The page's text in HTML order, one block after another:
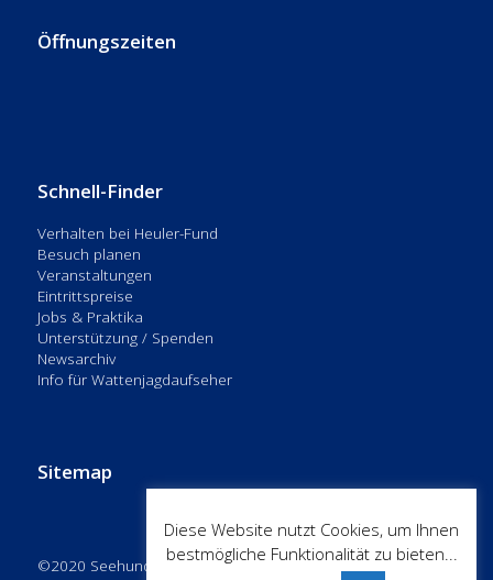
Öffnungszeiten
Schnell-Finder
Verhalten bei Heuler-Fund
Besuch planen
Veranstaltungen
Eintrittspreise
Jobs & Praktika
Unterstützung / Spenden
Newsarchiv
Info für Wattenjagdaufseher
Sitemap
©2020 Seehundstation Nationalpark-Haus Norddeich – Alle
Diese Website nutzt Cookies, um Ihnen
bestmögliche Funktionalität zu bieten...